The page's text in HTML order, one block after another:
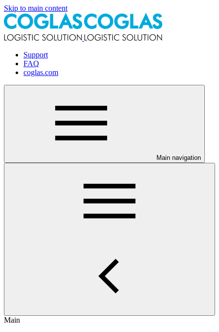
Skip to main content
Support
FAQ
coglas.com
Main navigation
Main